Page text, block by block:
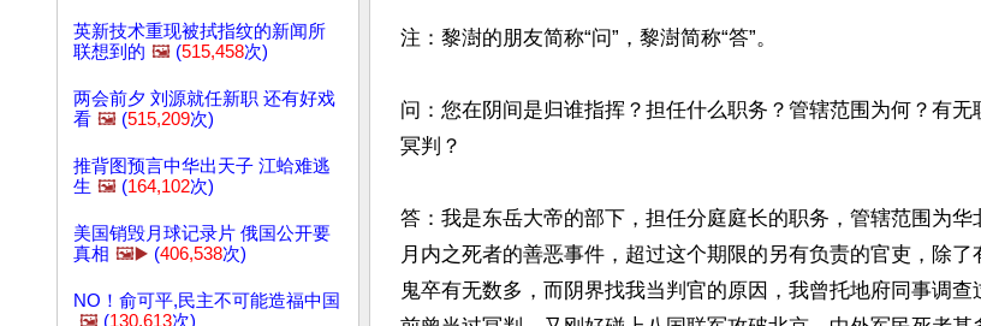
英新技术重现被拭指纹的新闻所
联想到的 🖼️ (515,458次)
两会前夕 刘源就任新职 还有好戏
看 🖼️ (515,209次)
推背图预言中华出天子 江蛤难逃
生 🖼️ (164,102次)
美国销毁月球记录片 俄国公开要
真相 🖼️▶️ (406,538次)
NO！俞可平,民主不可能造福中国
🖼️ (130,613次)
注：黎澍的朋友简称“问”，黎澍简称“答”。
问：您在阴间是归谁指挥？担任什么职务？管辖范围为何？有无
冥判？
答：我是东岳大帝的部下，担任分庭庭长的职务，管辖范围为
月内之死者的善恶事件，超过这个期限的另有负责的官吏，除
鬼卒有无数多，而阴界找我当判官的原因，我曾托地府同事调